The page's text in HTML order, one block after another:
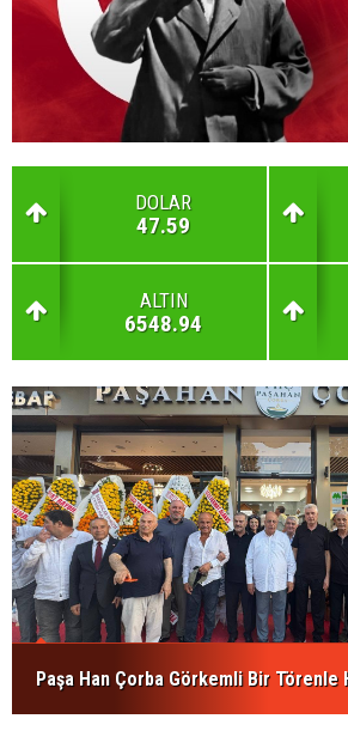
DOLAR
47.59
ALTIN
6548.94
Paşa Han Çorba Görkemli Bir Törenle